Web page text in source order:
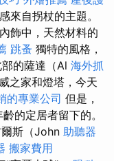
來自拐杖的主題。
飾中，天然材料的
跳蚤 獨特的風格，
的薩達（Al 海外抓
之家和燈塔，今天
的專業公司 但是，
的定居者留下的。
爾斯（John 助聽器
搬家費用